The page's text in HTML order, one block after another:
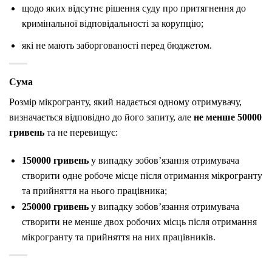
щодо яких відсутнє рішення суду про притягнення до
кримінальної відповідальності за корупцію;
які не мають заборгованості перед бюджетом.
Сума
Розмір мікрогранту, який надається одному отримувачу,
визначається відповідно до його запиту, але не менше 50000
гривень та не перевищує:
150000 гривеньу випадку зобов’язання отримувача
створити одне робоче місце після отримання мікрогранту
та прийняття на нього працівника;
250000 гривеньу випадку зобов’язання отримувача
створити не менше двох робочих місць після отримання
мікрогранту та прийняття на них працівників.